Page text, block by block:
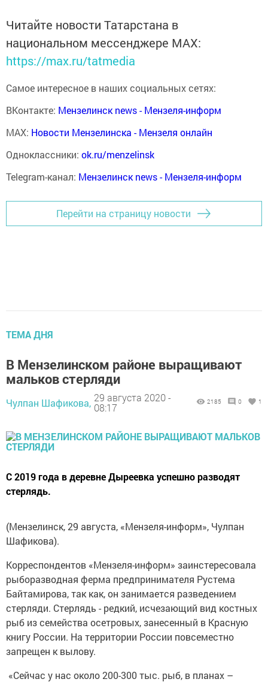
Читайте новости Татарстана в
национальном мессенджере MАХ:
https://max.ru/tatmedia
Самое интересное в наших социальных сетях:
ВКонтакте: Мензелинск news - Мензеля-информ
MAX: Новости Мензелинска - Мензеля онлайн
Одноклассники: ok.ru/menzelinsk
Telegram-канал: Мензелинск news - Мензеля-информ
Перейти на страницу новости
ТЕМА ДНЯ
В Мензелинском районе выращивают
мальков стерляди
Чулпан Шафикова, 29 августа 2020 -
08:17
2185 0 1
С 2019 года в деревне Дыреевка успешно разводят
стерлядь.
(Мензелинск, 29 августа, «Мензеля-информ», Чулпан
Шафикова).
Корреспондентов «Мензеля-информ» заинстересовала
рыборазводная ферма предпринимателя Рустема
Байтамирова, так как, он занимается разведением
стерляди. Стерлядь - редкий, исчезающий вид костных
рыб из семейства осетровых, занесенный в Красную
книгу России. На территории России повсеместно
запрещен к вылову.
«Сейчас у нас около 200-300 тыс. рыб, в планах –